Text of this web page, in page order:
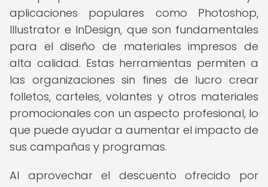
aplicaciones populares como Photoshop,
Illustrator e InDesign, que son fundamentales
para el diseño de materiales impresos de
alta calidad. Estas herramientas permiten a
las organizaciones sin fines de lucro crear
folletos, carteles, volantes y otros materiales
promocionales con un aspecto profesional, lo
que puede ayudar a aumentar el impacto de
sus campañas y programas.
Al aprovechar el descuento ofrecido por